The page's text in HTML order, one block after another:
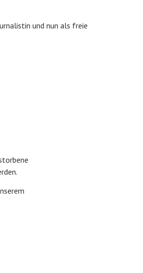
und nun als freie